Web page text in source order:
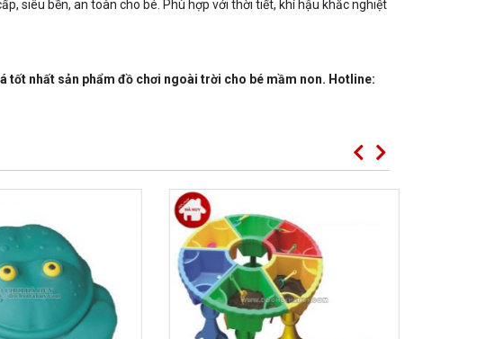
siêu bền, an toàn cho bé. Phù hợp với thời tiết, khí hậu khắc nghiệt
tốt nhất sản phẩm đồ chơi ngoài trời cho bé mầm non. Hotline: